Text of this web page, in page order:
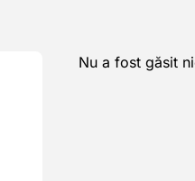
Nu a fost găsit